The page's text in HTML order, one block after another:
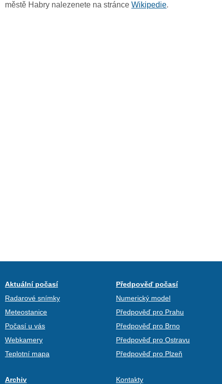
městě Habry nalezenete na stránce Wikipedie.
Aktuální počasí
Radarové snímky
Meteostanice
Počasí u vás
Webkamery
Teplotní mapa
Předpověď počasí
Numerický model
Předpověď pro Prahu
Předpověď pro Brno
Předpověď pro Ostravu
Předpověď pro Plzeň
Archiv Kontakty